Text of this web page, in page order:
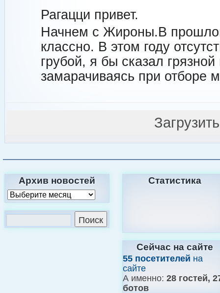
Рагацци привет.
Начнем с Жироны.В
классно. В этом году
грубой, я бы сказал
замарачиваясь при отборе
Архив новостей Статистика
Сейчас на сайте
55 посетителей на
сайте
А именно: 28 гостей,
ботов